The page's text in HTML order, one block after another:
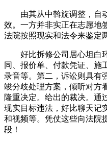
由其从中斡旋调整，自
效。一方并非实正在志愿地
法院按照现实和法令来鉴定
好比拆修公司居心坦白环
同、报价单、付款凭证、施
录音等。第二，诉讼则具有
竣分歧处理方案，倾听对方
隆重决定。给出的裁决。通
现实目标违法，好比聊天记
和视频等。凭仗这些向法院
段！